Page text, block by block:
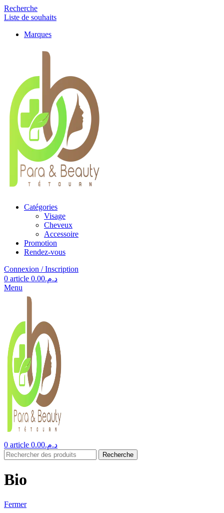
Recherche
Liste de souhaits
Marques
Catégories
Visage
Cheveux
Accessoire
Promotion
Rendez-vous
Connexion / Inscription
0 article د.م.0.00
Menu
0 article د.م.0.00
Recherche
Bio
Fermer